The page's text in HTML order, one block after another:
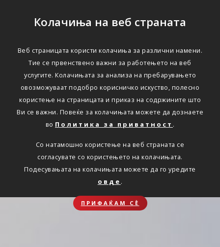
Колачиња на веб страната
Веб страницата користи колачиња за различни намени.
Тие се првенствено важни за работењето на веб
услугите. Колачињата за анализа на пребарувањето
овозможуваат подобро корисничко искуство, полесно
користење на страницата и приказ на содржините што
Ви се важни. Повеќе за колачињата можете да дознаете
во Политика за приватност .
Со натамошно користење на веб страната се
согласувате со користењето на колачињата.
Подесувањата на колачињата можете да го уредите
овде .
ПРИФАЌАМ СЀ